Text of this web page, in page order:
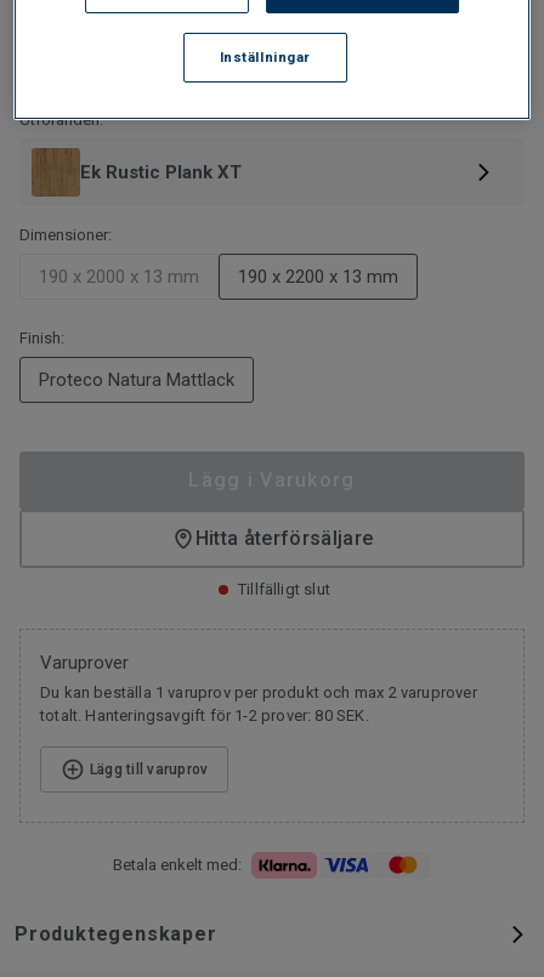
Utföranden:
Ek Rustic Plank XT
Dimensioner:
190 x 2000 x 13 mm 190 x 2200 x 13 mm
Finish:
Proteco Natura Mattlack
Hitta återförsäljare
Tillfälligt slut
Varuprover
Du kan beställa 1 varuprov per produkt och max 2 varuprover
totalt. Hanteringsavgift för 1-2 prover: 80 SEK.
Lägg till varuprov
Betala enkelt med:
Produktegenskaper
Inställningar